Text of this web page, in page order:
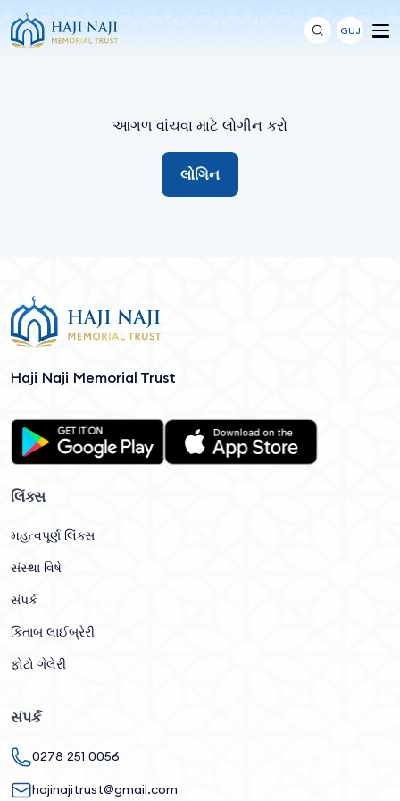
GUJ
આગળ વાંચવા માટે લોગીન કરો
લોગિન
Haji Naji Memorial Trust
લિંક્સ
મહત્વપૂર્ણ લિંક્સ
સંસ્થા વિષે
સંપર્ક
કિતાબ લાઈબ્રેરી
ફોટો ગેલેરી
સંપર્ક
0278 251 0056
hajinajitrust@gmail.com